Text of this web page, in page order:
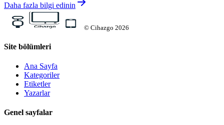
Daha fazla bilgi edinin
© Cihazgo 2026
Site bölümleri
Ana Sayfa
Kategoriler
Etiketler
Yazarlar
Genel sayfalar